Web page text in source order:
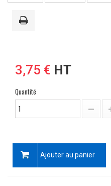
3,75 € HT
Quantité
Ajouter au panier